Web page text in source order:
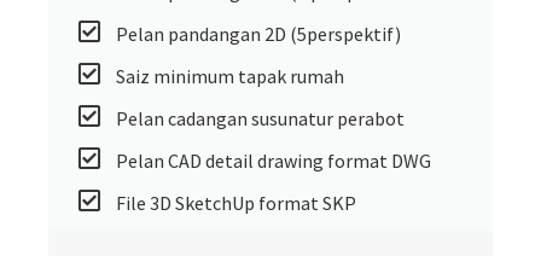
Pelan pandangan 2D (5perspektif)
Saiz minimum tapak rumah
Pelan cadangan susunatur perabot
Pelan CAD detail drawing format DWG
File 3D SketchUp format SKP